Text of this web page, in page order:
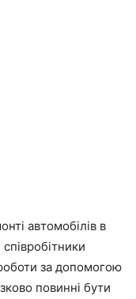
автомобілів в
за допомогою
повинні бути